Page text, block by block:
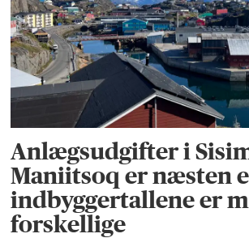
Anlægsudgifter i
Maniitsoq er næsten
indbyggertallene er
forskellige